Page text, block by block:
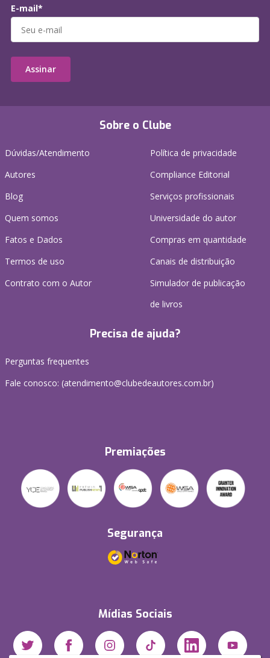
Sobre o Clube
Dúvidas/Atendimento
Autores
Blog
Quem somos
Fatos e Dados
Termos de uso
Contrato com o Autor
Política de privacidade
Compliance Editorial
Serviços profissionais
Universidade do autor
Compras em quantidade
Canais de distribuição
Simulador de publicação
de livros
Precisa de ajuda?
Perguntas frequentes
Fale conosco: (atendimento@clubedeautores.com.br)
Premiações
Segurança
Mídias Sociais
E-mail*
Assinar